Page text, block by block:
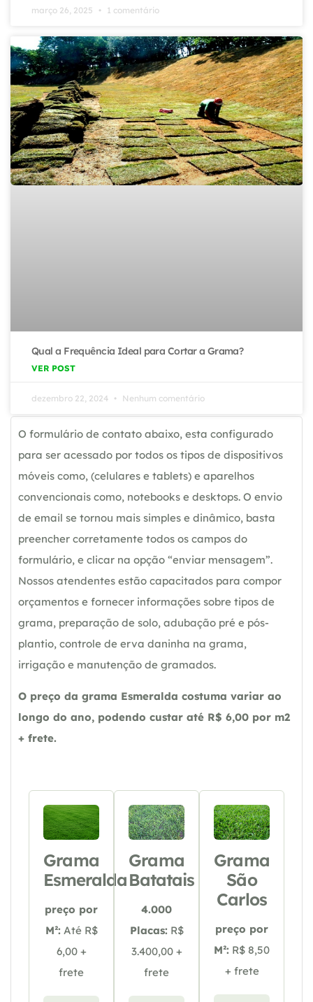
março 26, 2025 1 comentário
Qual a Frequência Ideal para Cortar a Grama?
VER POST
dezembro 22, 2024 Nenhum comentário
O formulário de contato abaixo, esta configurado
para ser acessado por todos os tipos de dispositivos
móveis como, (celulares e tablets) e aparelhos
convencionais como, notebooks e desktops. O envio
de email se tornou mais simples e dinâmico, basta
preencher corretamente todos os campos do
formulário, e clicar na opção “enviar mensagem”.
Nossos atendentes estão capacitados para compor
orçamentos e fornecer informações sobre tipos de
grama, preparação de solo, adubação pré e pós-
plantio, controle de erva daninha na grama,
irrigação e manutenção de gramados.
O preço da grama Esmeralda costuma variar ao
longo do ano, podendo custar até R$ 6,00 por m2
+ frete.
Grama
Esmeralda
preço por
M²: Até R$
6,00 +
frete
Grama
Batatais
4.000
Placas: R$
3.400,00 +
frete
Grama
São
Carlos
preço por
M²: R$ 8,50
+ frete